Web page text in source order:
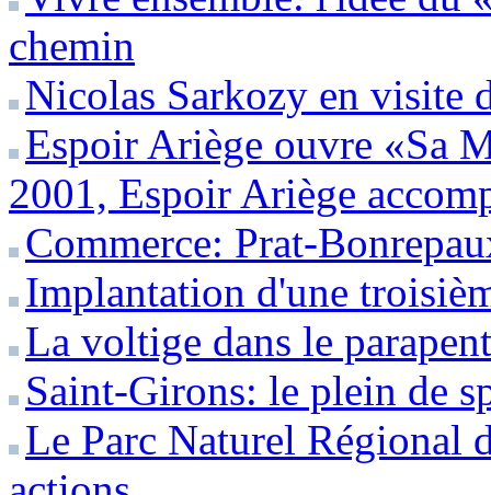
chemin
Nicolas Sarkozy en visite
Espoir Ariège ouvre «Sa
2001, Espoir Ariège
Commerce: Prat-
Implantation d'une
La voltige dans le
Saint-Girons: le plein de
Le Parc Naturel Régional